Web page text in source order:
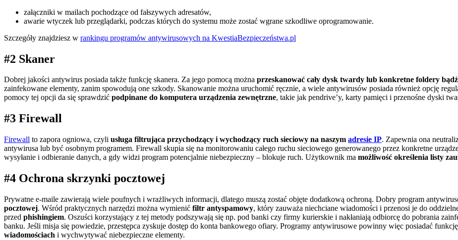
załączniki w mailach pochodzące od fałszywych adresatów,
awarie wtyczek lub przeglądarki, podczas których do systemu może zostać wgrane szkodliwe oprogramowanie.
Szczegóły znajdziesz w rankingu programów antywirusowych na KwestiaBezpieczeństwa.pl
#2 Skaner
Dobrej jakości antywirus posiada także funkcję skanera. Za jego pomocą można przeskanować cały dysk twardy lub konkretne foldery
zainfekowane elementy, zanim spowodują one szkody. Skanowanie można uruchomić ręcznie, a wiele antywirusów posiada również opcję
pomocy tej opcji da się sprawdzić podpinane do komputera urządzenia zewnętrzne, takie jak pendrive’y, karty pamięci i przenośne dyski
#3 Firewall
Firewall to zapora ogniowa, czyli usługa filtrująca przychodzący i wychodzący ruch sieciowy na naszym adresie IP. Zapewnia ona
antywirusa lub być osobnym programem. Firewall skupia się na monitorowaniu całego ruchu sieciowego generowanego przez konkretne
wysyłanie i odbieranie danych, a gdy widzi program potencjalnie niebezpieczny – blokuje ruch. Użytkownik ma możliwość określenia listy
#4 Ochrona skrzynki pocztowej
Prywatne e-maile zawierają wiele poufnych i wrażliwych informacji, dlatego muszą zostać objęte dodatkową ochroną. Dobry program
pocztowej. Wśród praktycznych narzędzi można wymienić filtr antyspamowy, który zauważa niechciane wiadomości i przenosi je do
przed phishingiem. Oszuści korzystający z tej metody podszywają się np. pod banki czy firmy kurierskie i nakłaniają odbiorcę do pobrania
banku. Jeśli misja się powiedzie, przestępca zyskuje dostęp do konta bankowego ofiary. Programy antywirusowe powinny więc posiadać funkcję
wiadomościach i wychwytywać niebezpieczne elementy.